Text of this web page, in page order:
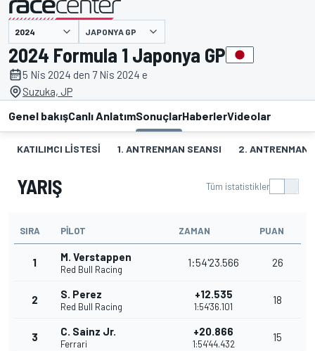
JAPONYA GP
2024 Formula 1 Japonya GP
5 Nis 2024 den 7 Nis 2024 e
Suzuka, JP
Genel bakışCanlı AnlatımSonuçlarHaberlerVideolar
KATILIMCI LISTESI 1. ANTRENMAN SEANSI 2. ANTRENMAN
YARIŞ Tüm istatistikler
SIRA PILOT ZAMAN PUAN
1 M. Verstappen
Red Bull Racing
1:54'23.566 26
2 S. Perez
Red Bull Racing
+12.535
1:54'36.101
18
3 C. Sainz Jr.
Ferrari
+20.866
1:54'44.432
15